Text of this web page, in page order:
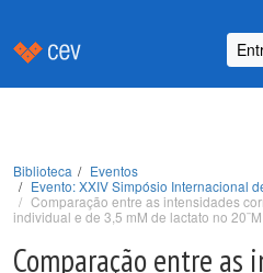
Biblioteca
Eventos
Evento: XXIV Simpósio Internacional
Comparação entre as intensidades
individual e de 3,5 mM de lactato no
Comparação entre as